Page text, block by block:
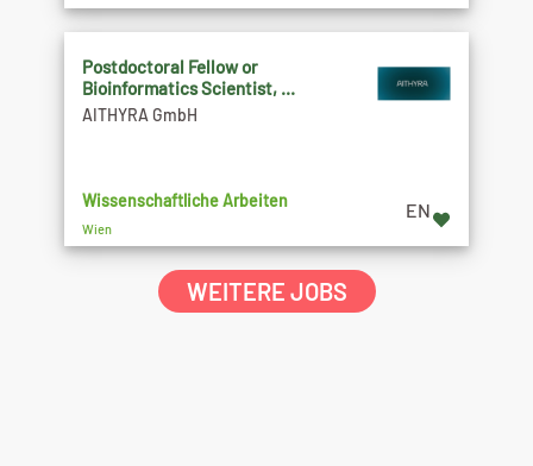
Postdoctoral Fellow or
Bioinformatics Scientist, ...
AITHYRA GmbH
Wissenschaftliche Arbeiten
Wien
EN
WEITERE JOBS